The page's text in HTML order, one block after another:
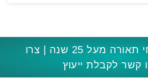
'מנורץ' מומחי תאורה מעל 25 שנה | צרו
קשר לקבלת ייעוץ